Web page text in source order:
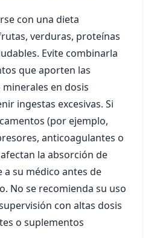
con una dieta
verduras, proteínas
Evite combinarla
que aporten las
en dosis
ingestas excesivas. Si
(por ejemplo,
anticoagulantes o
la absorción de
a su médico antes de
No se recomienda su uso
con altas dosis
o suplementos